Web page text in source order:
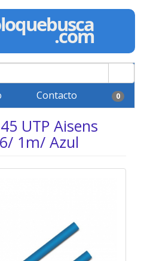
Contacto 0
UTP Aisens
1m/ Azul